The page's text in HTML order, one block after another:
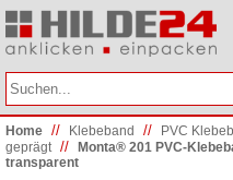
Home // Klebeband // PVC
geprägt//
Monta® 201 PVC-
transparent